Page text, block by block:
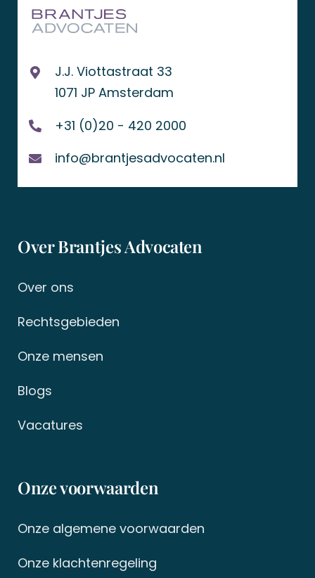
J.J. Viottastraat 33
1071 JP Amsterdam
+31 (0)20 - 420 2000
info@brantjesadvocaten.nl
Over Brantjes Advocaten
Over ons
Rechtsgebieden
Onze mensen
Blogs
Vacatures
Onze voorwaarden
Onze algemene voorwaarden
Onze klachtenregeling